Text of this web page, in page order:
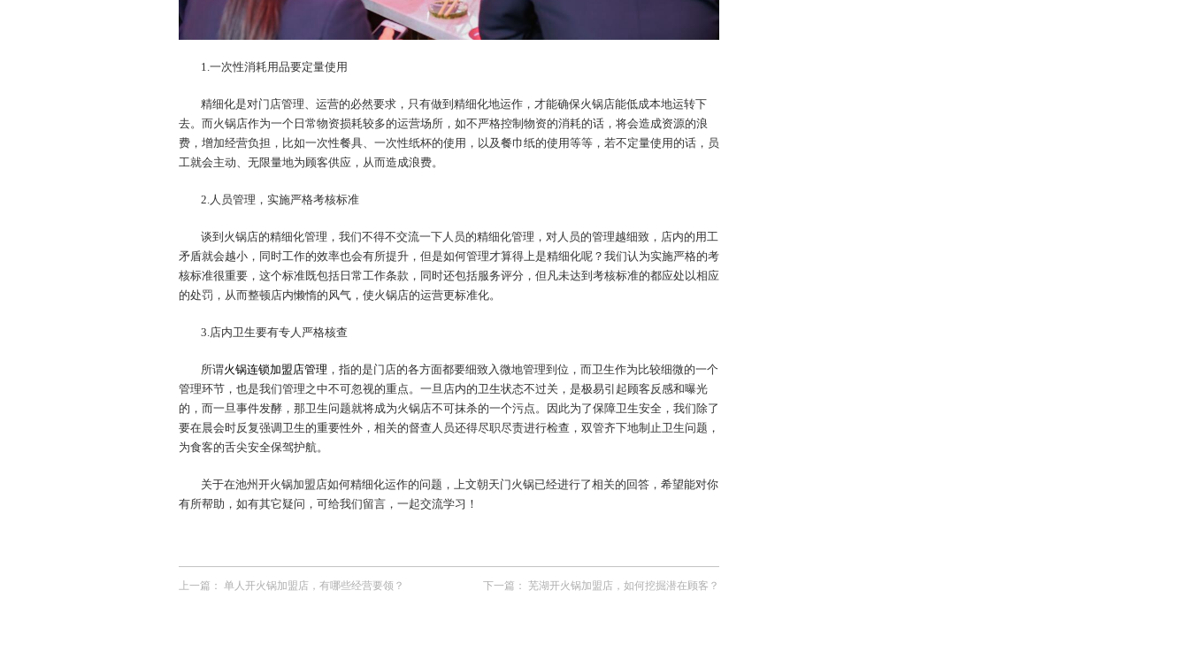
1.一次性消耗用品要定量使用
精细化是对门店管理、运营的必然要求，只有做到精细化地运作，才能确保火锅店能低成本地运转下
去。而火锅店作为一个日常物资损耗较多的运营场所，如不严格控制物资的消耗的话，将会造成资源的浪
费，增加经营负担，比如一次性餐具、一次性纸杯的使用，以及餐巾纸的使用等等，若不定量使用的话，员
工就会主动、无限量地为顾客供应，从而造成浪费。
2.人员管理，实施严格考核标准
谈到火锅店的精细化管理，我们不得不交流一下人员的精细化管理，对人员的管理越细致，店内的用工
矛盾就会越小，同时工作的效率也会有所提升，但是如何管理才算得上是精细化呢？我们认为实施严格的考
核标准很重要，这个标准既包括日常工作条款，同时还包括服务评分，但凡未达到考核标准的都应处以相应
的处罚，从而整顿店内懒惰的风气，使火锅店的运营更标准化。
3.店内卫生要有专人严格核查
所谓火锅连锁加盟店管理 ，指的是门店的各方面都要细致入微地管理到位，而卫生作为比较细微的一个
管理环节，也是我们管理之中不可忽视的重点。一旦店内的卫生状态不过关，是极易引起顾客反感和曝光
的，而一旦事件发酵，那卫生问题就将成为火锅店不可抹杀的一个污点。因此为了保障卫生安全，我们除了
要在晨会时反复强调卫生的重要性外，相关的督查人员还得尽职尽责进行检查，双管齐下地制止卫生问题，
为食客的舌尖安全保驾护航。
关于在池州开火锅加盟店如何精细化运作的问题，上文朝天门火锅已经进行了相关的回答，希望能对你
有所帮助，如有其它疑问，可给我们留言，一起交流学习！
上一篇： 单人开火锅加盟店，有哪些经营要领？ 下一篇：芜湖开火锅加盟店，如何挖掘潜在顾客？